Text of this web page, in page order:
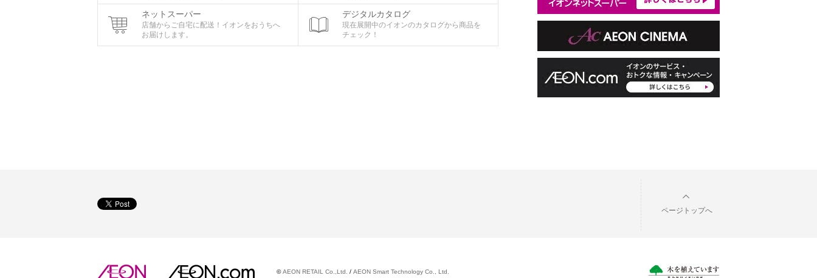
ネットスーパー
店舗からご自宅に配送！イオンをおうちへ
お届けします。
デジタルカタログ
現在展開中のイオンのカタログから商品を
チェック！
ページトップへ
©AEON RETAIL Co.,Ltd. / AEON Smart Technology Co., Ltd.